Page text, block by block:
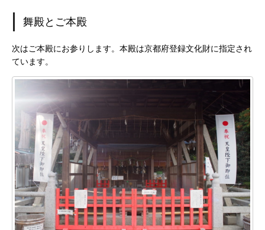
舞殿とご本殿
次はご本殿にお参りします。本殿は京都府登録文化財に指定され
ています。